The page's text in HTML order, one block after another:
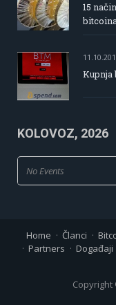
15
Kupnja
KOLOVOZ, 2026
No Events
Home Članci
Partners
Događaji
Copyright